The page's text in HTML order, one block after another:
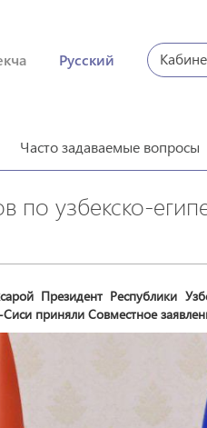
Русский
Часто задаваемые вопросы
по узбекско-
Президент Республики
приняли Совместное